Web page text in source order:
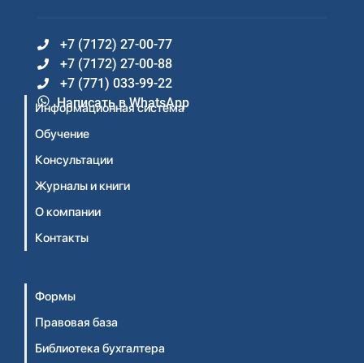
+7 (7172) 27-00-77
+7 (7172) 27-00-88
+7 (771) 033-99-22
Написать в WhatsApp
Информационная система
Обучение
Консультации
Журналы и книги
О компании
Контакты
Формы
Правовая база
Библиотека бухгалтера